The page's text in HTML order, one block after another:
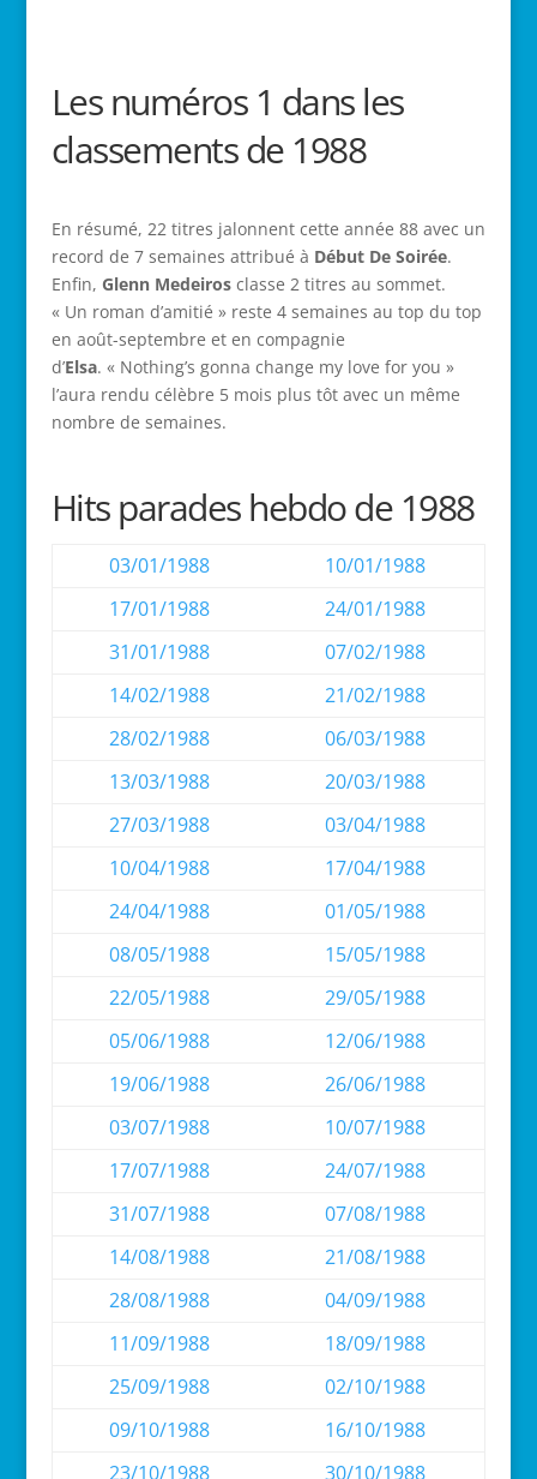
Les numéros 1 dans les
classements de 1988
En résumé, 22 titres jalonnent cette année 88 avec un
record de 7 semaines attribué à Début De Soirée.
Enfin, Glenn Medeiros classe 2 titres au sommet.
« Un roman d’amitié » reste 4 semaines au top du top
en août-septembre et en compagnie
d’Elsa. « Nothing’s gonna change my love for you »
l’aura rendu célèbre 5 mois plus tôt avec un même
nombre de semaines.
Hits parades hebdo de 1988
03/01/1988
10/01/1988
17/01/1988
24/01/1988
31/01/1988
07/02/1988
14/02/1988
21/02/1988
28/02/1988
06/03/1988
13/03/1988
20/03/1988
27/03/1988
03/04/1988
10/04/1988
17/04/1988
24/04/1988
01/05/1988
08/05/1988
15/05/1988
22/05/1988
29/05/1988
05/06/1988
12/06/1988
19/06/1988
26/06/1988
03/07/1988
10/07/1988
17/07/1988
24/07/1988
31/07/1988
07/08/1988
14/08/1988
21/08/1988
28/08/1988
04/09/1988
11/09/1988
18/09/1988
25/09/1988
02/10/1988
09/10/1988
16/10/1988
23/10/1988
30/10/1988